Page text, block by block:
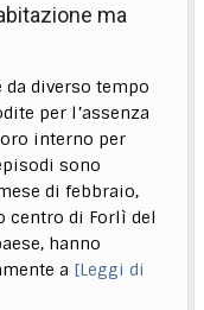
ma
diverso tempo
per l’assenza
interno per
sono
di febbraio,
centro di Forlì del
hanno
a [Leggi di